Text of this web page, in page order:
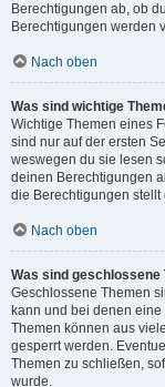
Berechtigungen ab, ob
Berechtigungen werden
Nach oben
Was sind wichtige
Wichtige Themen eines
sind nur auf der ersten
weswegen du sie lesen
deinen Berechtigungen
die Berechtigungen
Nach oben
Was sind geschlossene
Geschlossene Themen
kann und bei denen
Themen können aus
gesperrt werden.
Themen zu schließen,
wurde.